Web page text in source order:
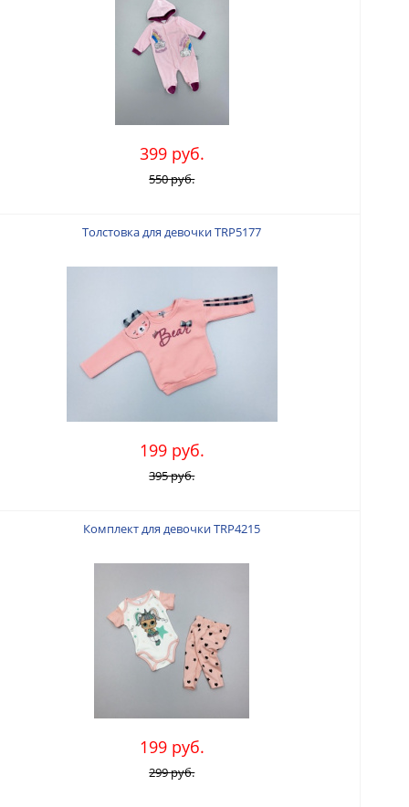
399 руб.
550 руб.
Толстовка для девочки TRP5177
199 руб.
395 руб.
Комплект для девочки TRP4215
199 руб.
299 руб.